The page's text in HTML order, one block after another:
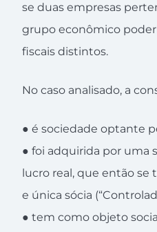
se duas empresas
grupo econômico
fiscais distintos.
No caso analisado, a
● é sociedade optante
● foi adquirida por uma
lucro real, que então se
e única sócia
● tem como objeto